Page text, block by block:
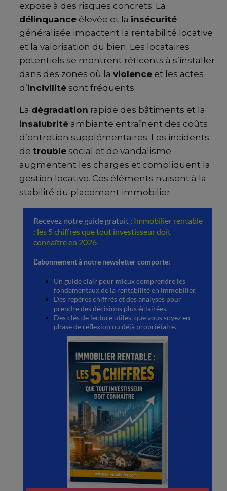
expose à des risques concrets. La
délinquance élevée et la insécurité
généralisée impactent la rentabilité locative
et la valorisation du bien. Les locataires
potentiels se montrent réticents à s’installer
dans des zones où la violence et les actes
d’incivilité sont fréquents.
La dégradation rapide des bâtiments et la
insalubrité ambiante entraînent des coûts
d’entretien supplémentaires. Les incidents
de trouble social et de vandalisme
augmentent les charges et compliquent la
gestion locative. Ces éléments nuisent à la
stabilité du placement immobilier.